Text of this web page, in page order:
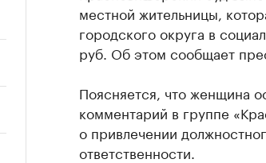
местной жительницы,
городского округа в
руб. Об этом сообщает
Поясняется, что женщина
комментарий в группе
о привлечении
ответственности.